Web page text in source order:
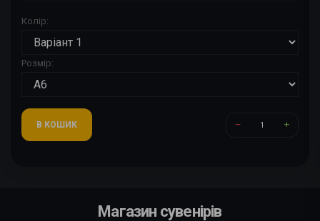
Колір:
Розмір:
В КОШИК
Магазин сувенірів